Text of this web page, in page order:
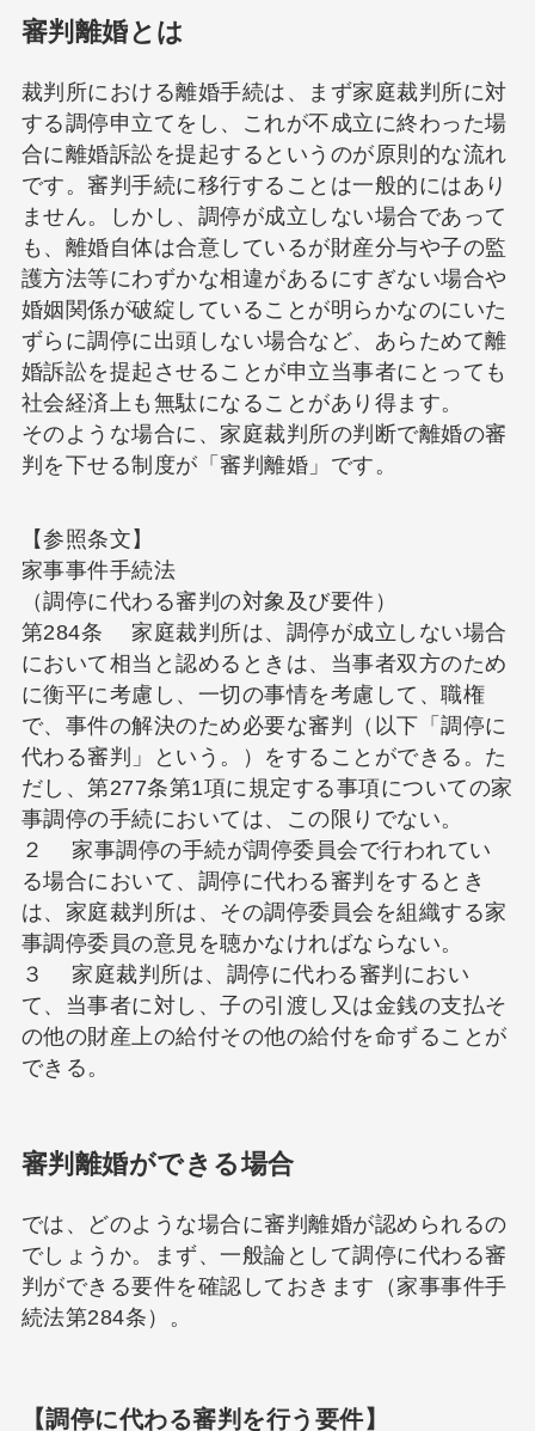
審判離婚とは
裁判所における離婚手続は、まず家庭裁判所に対
する調停申立てをし、これが不成立に終わった場
合に離婚訴訟を提起するというのが原則的な流れ
です。審判手続に移行することは一般的にはあり
ません。しかし、調停が成立しない場合であって
も、離婚自体は合意しているが財産分与や子の監
護方法等にわずかな相違があるにすぎない場合や
婚姻関係が破綻していることが明らかなのにいた
ずらに調停に出頭しない場合など、あらためて離
婚訴訟を提起させることが申立当事者にとっても
社会経済上も無駄になることがあり得ます。
そのような場合に、家庭裁判所の判断で離婚の審
判を下せる制度が「審判離婚」です。
【参照条文】
家事事件手続法
（調停に代わる審判の対象及び要件）
第284条 家庭裁判所は、調停が成立しない場合
において相当と認めるときは、当事者双方のため
に衡平に考慮し、一切の事情を考慮して、職権
で、事件の解決のため必要な審判（以下「調停に
代わる審判」という。）をすることができる。た
だし、第277条第1項に規定する事項についての家
事調停の手続においては、この限りでない。
２ 家事調停の手続が調停委員会で行われてい
る場合において、調停に代わる審判をするとき
は、家庭裁判所は、その調停委員会を組織する家
事調停委員の意見を聴かなければならない。
３ 家庭裁判所は、調停に代わる審判におい
て、当事者に対し、子の引渡し又は金銭の支払そ
の他の財産上の給付その他の給付を命ずることが
できる。
審判離婚ができる場合
では、どのような場合に審判離婚が認められるの
でしょうか。まず、一般論として調停に代わる審
判ができる要件を確認しておきます（家事事件手
続法第284条）。
【調停に代わる審判を行う要件】